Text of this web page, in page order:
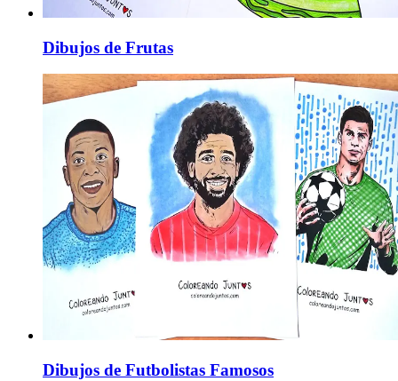
Dibujos de Frutas
Dibujos de Futbolistas Famosos